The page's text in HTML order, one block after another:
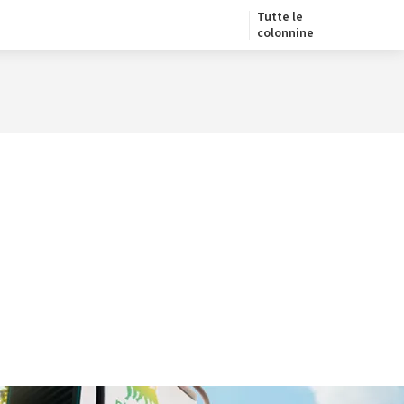
Tutte le
colonnine